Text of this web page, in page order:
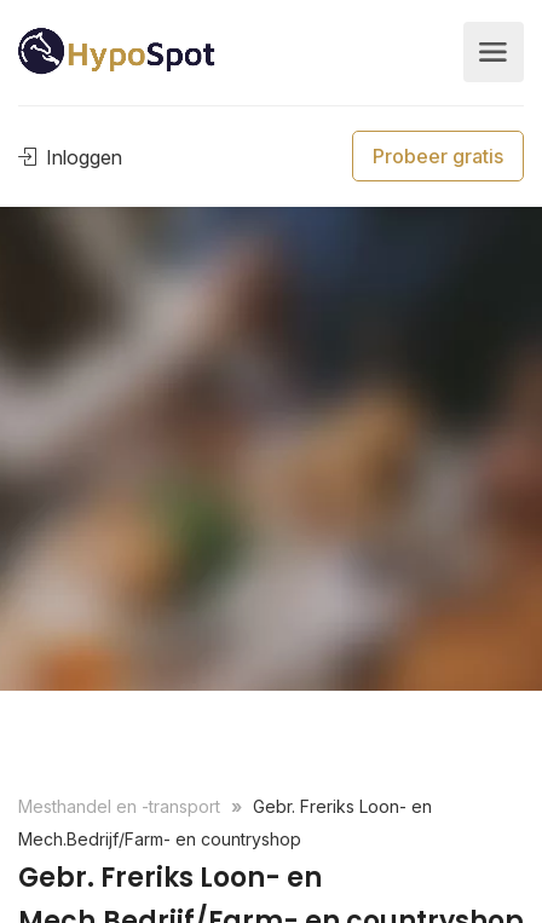
Inloggen Probeer gratis
Mesthandel en -transport
Gebr. Freriks Loon- en
Mech.Bedrijf/Farm- en countryshop
Gebr. Freriks Loon- en